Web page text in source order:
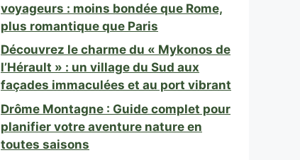
voyageurs : moins bondée que Rome,
plus romantique que Paris
Découvrez le charme du « Mykonos de
l’Hérault » : un village du Sud aux
façades immaculées et au port vibrant
Drôme Montagne : Guide complet pour
planifier votre aventure nature en
toutes saisons